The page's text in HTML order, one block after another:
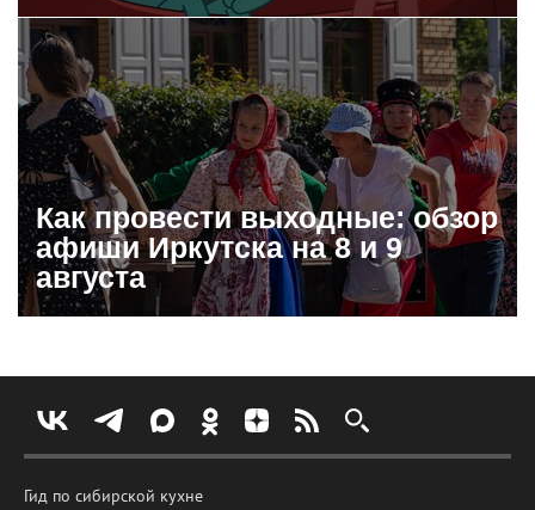
Как провести выходные: обзор
афиши Иркутска на 8 и 9
августа
Гид по сибирской кухне